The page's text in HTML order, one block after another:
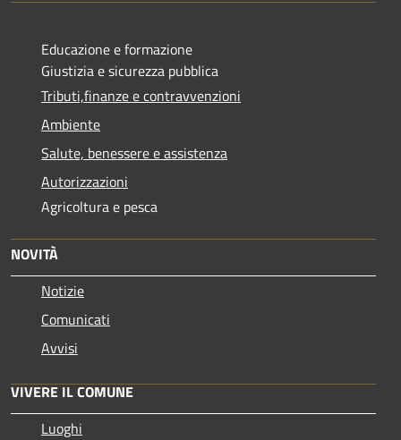
Educazione e formazione
Giustizia e sicurezza pubblica
Tributi,finanze e contravvenzioni
Ambiente
Salute, benessere e assistenza
Autorizzazioni
Agricoltura e pesca
NOVITÀ
Notizie
Comunicati
Avvisi
VIVERE IL COMUNE
Luoghi